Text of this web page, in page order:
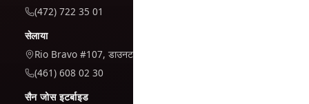
(472) 722 35 01
सेलाया
Rio Bravo #107, डाउनटाउन
(461) 608 02 30
सैन जोस इटर्बाइड